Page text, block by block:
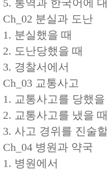
5. 통역과 한국어에
Ch_02 분실과 도난
1. 분실했을 때
2. 도난당했을 때
3. 경찰서에서
Ch_03 교통사고
1. 교통사고를 당했
2. 교통사고를 냈을
3. 사고 경위를 진술
Ch_04 병원과 약국
1. 병원에서